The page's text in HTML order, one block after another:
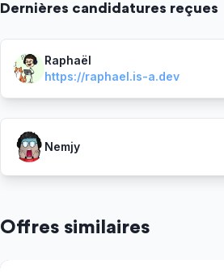
Dernières candidatures reçues
Raphaël
https://raphael.is-a.dev
Nemjy
Offres similaires